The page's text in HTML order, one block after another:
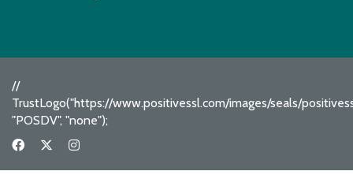
//
TrustLogo("https://www.positivessl.com/images/seals/
"POSDV", "none");